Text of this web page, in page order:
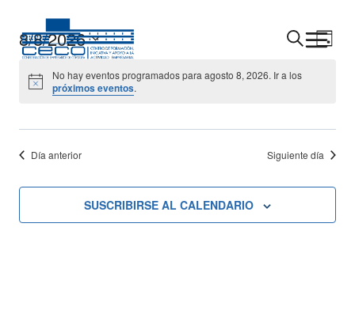
contenido
De
Y
BUSCAR
De
DÍA
8/8/2026
Seleccionar
fecha.
No hay eventos programados para agosto 8, 2026. Ir a los
próximos eventos.
Día anterior Siguiente día
SUSCRIBIRSE AL CALENDARIO